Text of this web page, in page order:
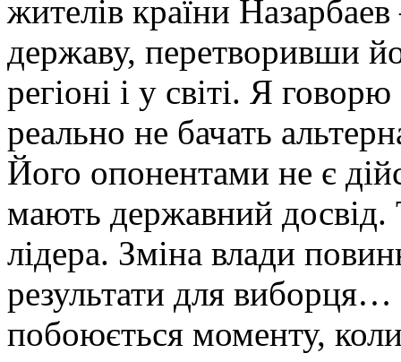
жителів країни
державу, перетворивши
регіоні і у світі. Я
реально не бачать
Його опонентами не є
мають державний
лідера. Зміна влади
результати для
побоюється моменту,